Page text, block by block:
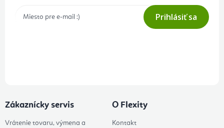
Prihlásiť sa
Zákaznícky servis
Vrátenie tovaru, výmena a
O Flexity
Kontakt